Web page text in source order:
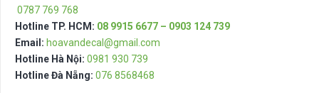
0787 769 768
Hotline TP. HCM: 08 9915 6677 – 0903 124 739
Email: hoavandecal@gmail.com
Hotline Hà Nội: 0981 930 739
Hotline Đà Nẵng: 076 8568468